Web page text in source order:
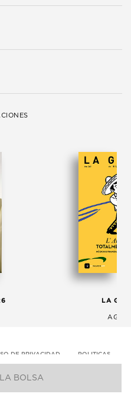
BOLSA
LA
DE PRIVACIDAD POLITICAS